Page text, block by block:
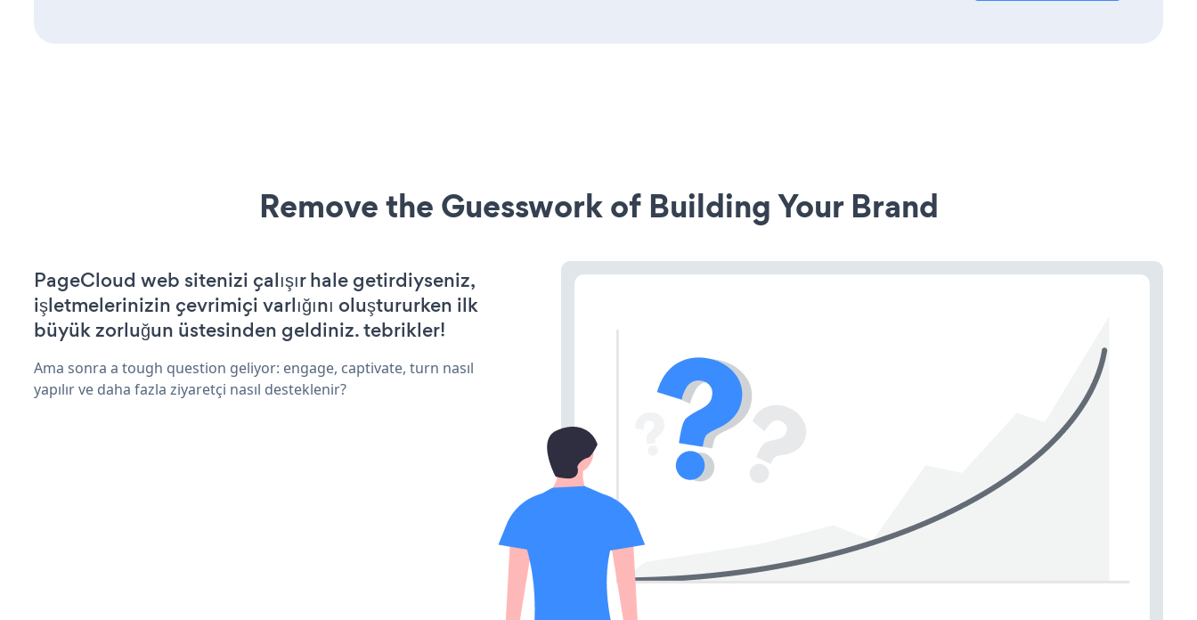
Remove the Guesswork of Building Your Brand
PageCloud web sitenizi çalışır hale getirdiyseniz,
işletmelerinizin çevrimiçi varlığını oluştururken ilk
büyük zorluğun üstesinden geldiniz. tebrikler!
Ama sonra a tough question geliyor: engage, captivate, turn nasıl
yapılır ve daha fazla ziyaretçi nasıl desteklenir?